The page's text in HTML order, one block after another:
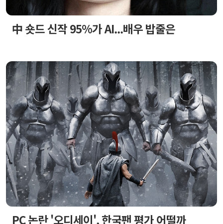
中 숏드 신작 95%가 AI...배우 밥줄은
PC 논란 '오디세이', 한국팬 평가 어떨까